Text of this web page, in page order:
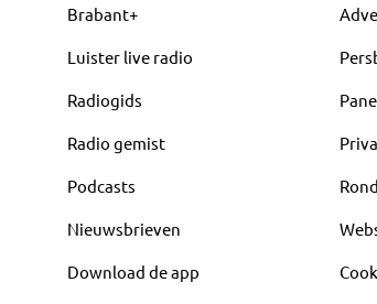
Brabant+
Luister live radio
Radiogids
Radio gemist
Podcasts
Nieuwsbrieven
Download de app